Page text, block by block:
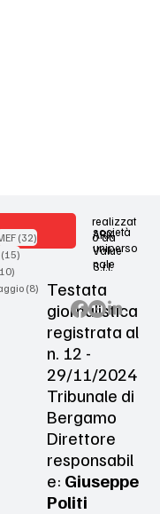
realizzat
o da
società
uniperso
nale
ARX
Value
S.r.l.
Testata
giornalistica
registrata al
n. 12 -
29/11/2024
Tribunale di
Bergamo
Direttore
responsabil
e: Giuseppe
Politi
post(32)32 post
(15)15 post
10 post
(8)8 post